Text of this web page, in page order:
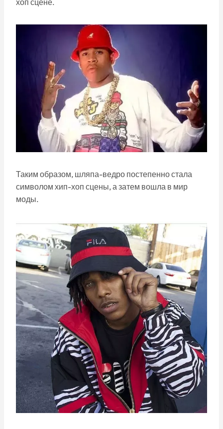
хоп сцене.
Таким образом, шляпа-ведро постепенно стала
символом хип-хоп сцены, а затем вошла в мир
моды.